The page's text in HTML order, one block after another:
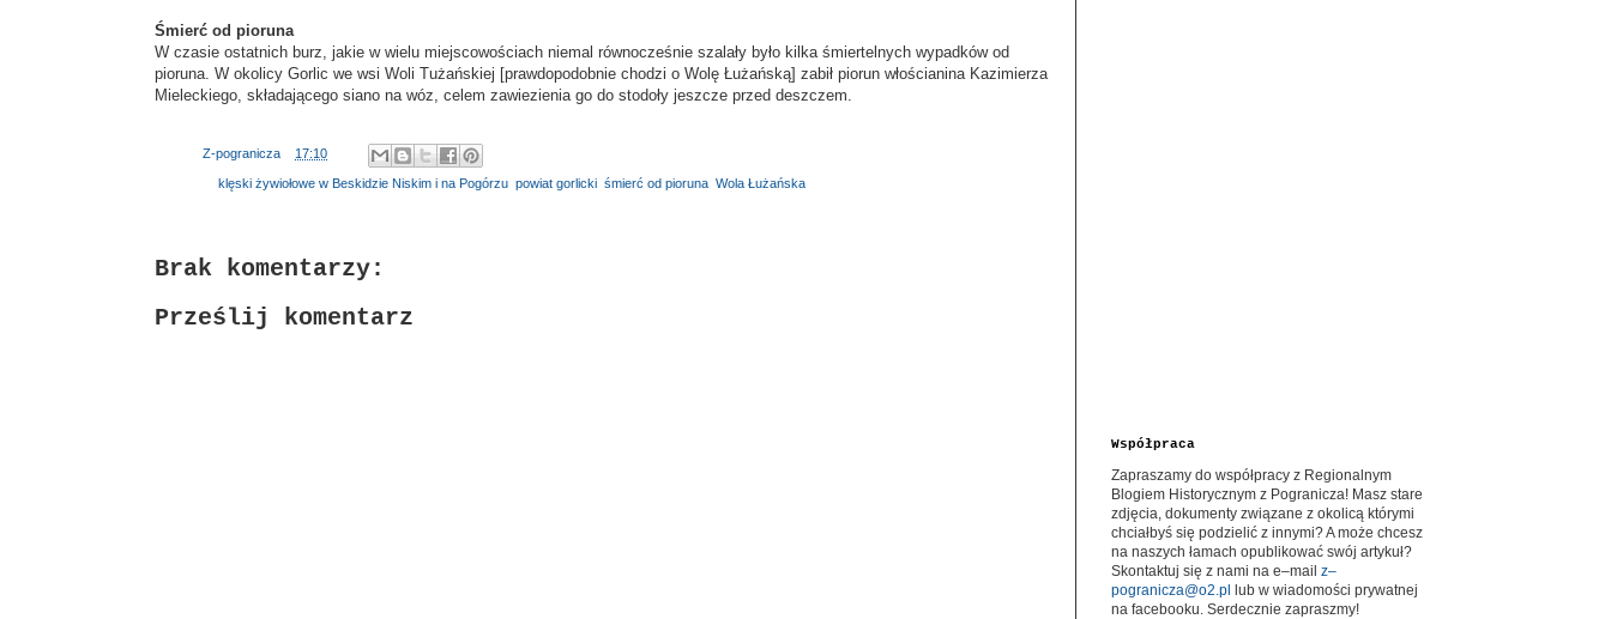
Śmierć od pioruna
W czasie ostatnich burz, jakie w wielu miejscowościach niemal równocześnie szalały było kilka śmiertelnych wypadków od
pioruna. W okolicy Gorlic we wsi Woli Tużańskiej [prawdopodobnie chodzi o Wolę Łużańską] zabił piorun włościanina Kazimierza
Mieleckiego, składającego siano na wóz, celem zawiezienia go do stodoły jeszcze przed deszczem.
Z-pogranicza 17:10
klęski żywiołowe w Beskidzie Niskim i na Pogórzu powiat gorlicki śmierć od pioruna Wola Łużańska
Brak komentarzy:
Prześlij komentarz
Współpraca
Zapraszamy do współpracy z Regionalnym
Blogiem Historycznym z Pogranicza! Masz stare
zdjęcia, dokumenty związane z okolicą którymi
chciałbyś się podzielić z innymi? A może chcesz
na naszych łamach opublikować swój artykuł?
Skontaktuj się z nami na e–mail z–
pogranicza@o2.pl
lub w wiadomości prywatnej
na facebooku. Serdecznie zapraszmy!